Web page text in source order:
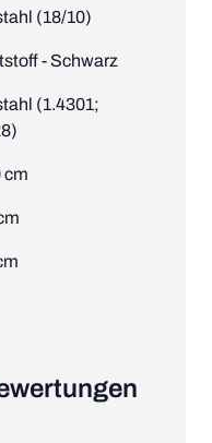
(18/10)
- Schwarz
(1.4301;
cm